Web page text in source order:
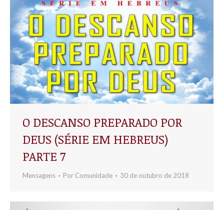
O DESCANSO PREPARADO POR
DEUS (SÉRIE EM HEBREUS)
PARTE 7
Mensagens Por Comunidade 30 de outubro de 2018